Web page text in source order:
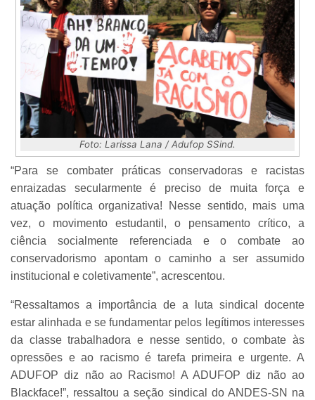
Foto: Larissa Lana / Adufop SSind.
“Para se combater práticas conservadoras e racistas
enraizadas secularmente é preciso de muita força e
atuação política organizativa! Nesse sentido, mais uma
vez, o movimento estudantil, o pensamento crítico, a
ciência socialmente referenciada e o combate ao
conservadorismo apontam o caminho a ser assumido
institucional e coletivamente”, acrescentou.
“Ressaltamos a importância de a luta sindical docente
estar alinhada e se fundamentar pelos legítimos interesses
da classe trabalhadora e nesse sentido, o combate às
opressões e ao racismo é tarefa primeira e urgente. A
ADUFOP diz não ao Racismo! A ADUFOP diz não ao
Blackface!”, ressaltou a seção sindical do ANDES-SN na